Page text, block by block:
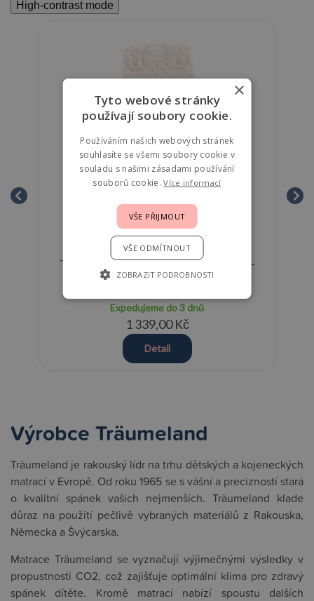
High-contrast mode
Träumeland Vnější spací pytel Liebmich -
Twister beige 80/86
Expedujeme do 3 dnů
1 339,00 Kč
Detail
Výrobce Träumeland
Träumeland je rakouský lídr na trhu dětských a kojeneckých
matrací v Evropě. Od roku 1965 se s vášní a precizností stará
o kvalitní spánek vašich nejmenších. Träumeland klade
důraz na použití pečlivě vybraných materiálů z Rakouska,
Německa a Švýcarska.
Matrace Träumeland se vyznačují výjimečnými výsledky v
propustnosti CO2, což zajišťuje optimální klima pro zdravý
spánek dítěte. Kromě matrací nabízí spoustu dalších
×
Tyto webové stránky
používají soubory cookie.
Používáním našich webových stránek
souhlasíte se všemi soubory cookie v
souladu s našimi zásadami používání
souborů cookie.Více informací
VŠE PŘIJMOUT
VŠE ODMÍTNOUT
ZOBRAZIT PODROBNOSTI